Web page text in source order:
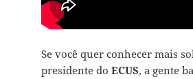
Se você quer conhecer mais
presidente do ECUS, a gente